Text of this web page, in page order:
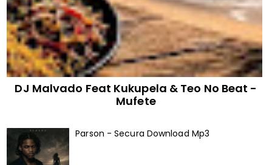
DJ Malvado Feat Kukupela & Teo No Beat -
Mufete
Parson - Secura Download Mp3